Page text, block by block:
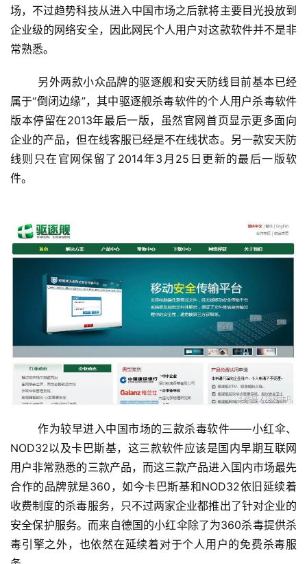
场，不过趋势科技从进入中国市场之后就将主要目光投放到
企业级的网络安全，因此网民个人用户对这款软件并不是非
常熟悉。
属于“倒闭边缘”，其中驱逐舰杀毒软件的个人用户杀毒软件
版本停留在2013年最后一版，虽然官网首页显示更多面向
企业的产品，但在线客服已经是不在线状态。另一款安天防
线则只在官网保留了2014年3月25日更新的最后一版软
件。
	作为较早进入中国市场的三款杀毒软件——小红伞、
NOD32以及卡巴斯基，这三款软件应该是国内早期互联网
用户非常熟悉的三款产品，而这三款产品进入国内市场最先
合作的品牌就是360，如今卡巴斯基和NOD32依旧延续着
收费制度的杀毒服务，只不过两家企业都推出了针对企业的
安全保护服务。而来自德国的小红伞除了为360杀毒提供杀
毒引擎之外，也依然在延续着对于个人用户的免费杀毒服